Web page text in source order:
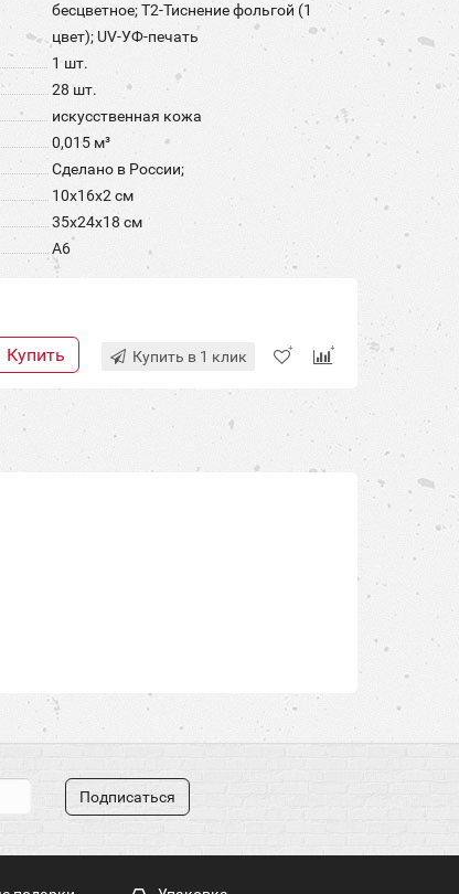
бесцветное; T2-Тиснение фольгой (1
цвет); UV-УФ-печать
1 шт.
28 шт.
искусственная кожа
0,015 м³
Сделано в России;
10х16х2 см
35x24x18 см
А6
Купить Купить в 1 клик
Подписаться